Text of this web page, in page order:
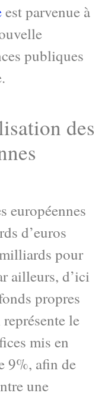
est parvenue à
publiques
des
européennes
d’euros
pour
ailleurs, d’ici
propres
le
mis en
9%, afin de
une